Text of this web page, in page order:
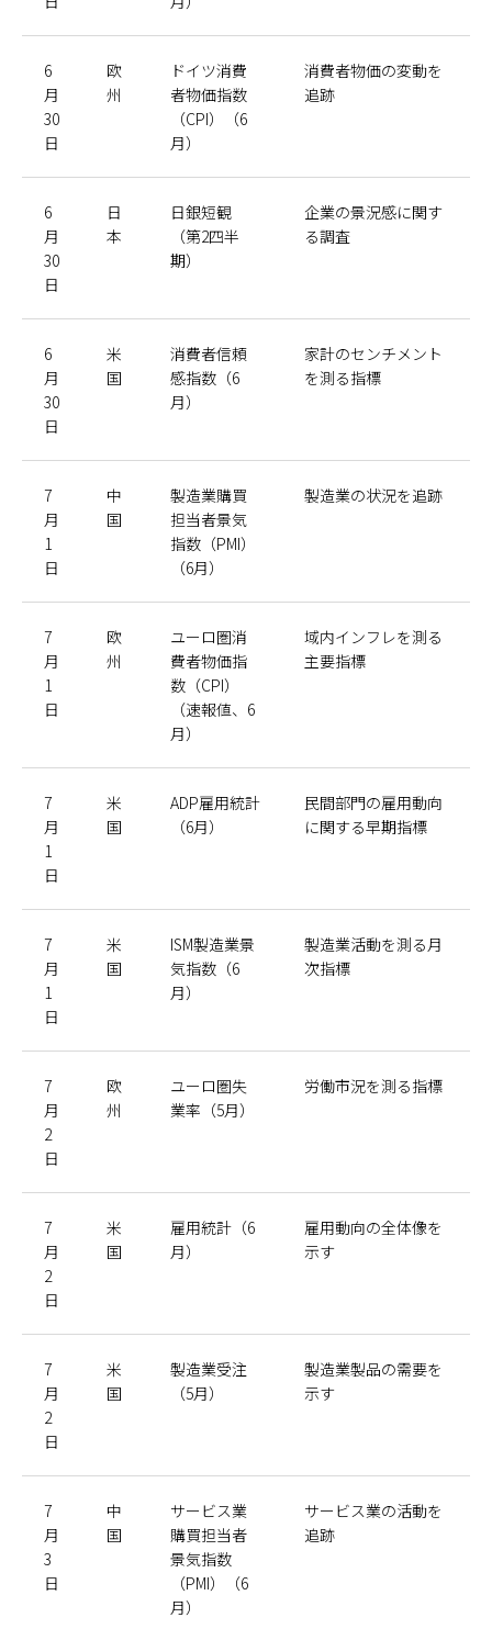
6
月
30
日
欧
州
ドイツ消費
者物価指数
（CPI）（6
月）
消費者物価の変動を
追跡
6
月
30
日
日
本
日銀短観
（第2四半
期）
企業の景況感に関す
る調査
6
月
30
日
米
国
消費者信頼
感指数（6
月）
家計のセンチメント
を測る指標
7
月
1
日
中
国
製造業購買
担当者景気
指数（PMI）
（6月）
製造業の状況を追跡
7
月
1
日
欧
州
ユーロ圏消
費者物価指
数（CPI）
（速報値、6
月）
域内インフレを測る
主要指標
7
月
1
日
米
国
ADP雇用統計
（6月）
民間部門の雇用動向
に関する早期指標
7
月
1
日
米
国
ISM製造業景
気指数（6
月）
製造業活動を測る月
次指標
7
月
2
日
欧
州
ユーロ圏失
業率（5月）
労働市況を測る指標
7
月
2
日
米
国
雇用統計（6
月）
雇用動向の全体像を
示す
7
月
2
日
米
国
製造業受注
（5月）
製造業製品の需要を
示す
7
月
3
日
中
国
サービス業
購買担当者
景気指数
（PMI）（6
月）
サービス業の活動を
追跡